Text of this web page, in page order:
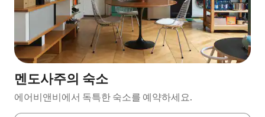
멘도사주의 숙소
에어비앤비에서 독특한 숙소를 예약하세요.